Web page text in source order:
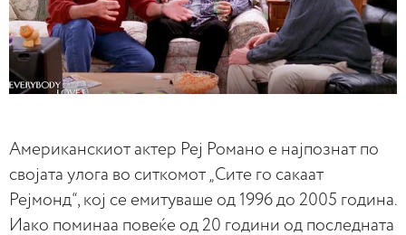
Американскиот актер Реј Романо е најпознат по
својата улога во ситкомот „Сите го сакаат
Рејмонд“, кој се емитуваше од 1996 до 2005 година.
Иако поминаа повеќе од 20 години од последната